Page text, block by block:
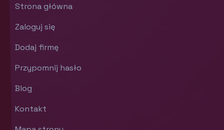
Strona główna
Zaloguj się
Dodaj firmę
Przypomnij hasło
Blog
Kontakt